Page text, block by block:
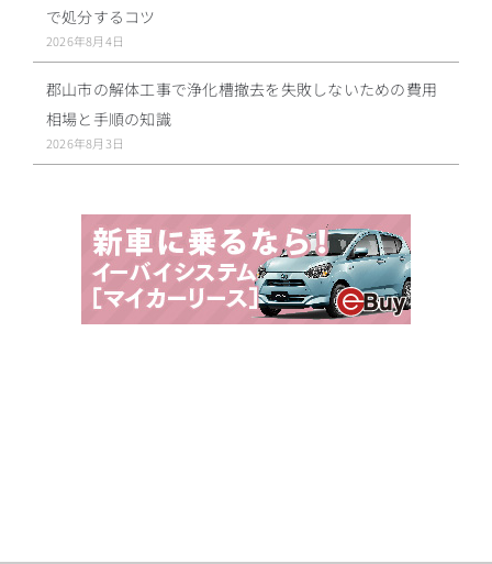
で処分するコツ
2026年8月4日
郡山市の解体工事で浄化槽撤去を失敗しないための費用
相場と手順の知識
2026年8月3日